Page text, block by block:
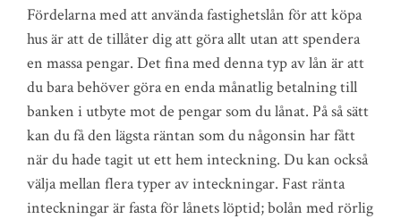
Fördelarna med att använda fastighetslån för att köpa
hus är att de tillåter dig att göra allt utan att spendera
en massa pengar. Det fina med denna typ av lån är att
du bara behöver göra en enda månatlig betalning till
banken i utbyte mot de pengar som du lånat. På så sätt
kan du få den lägsta räntan som du någonsin har fått
när du hade tagit ut ett hem inteckning. Du kan också
välja mellan flera typer av inteckningar. Fast ränta
inteckningar är fasta för lånets löptid; bolån med rörlig